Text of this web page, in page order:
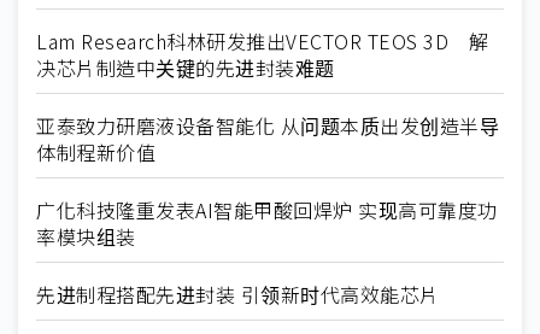
Lam Research科林研发推出VECTOR TEOS 3D 解
决芯片制造中关键的先进封装难题
亚泰致力研磨液设备智能化 从问题本质出发创造半导
体制程新价值
广化科技隆重发表AI智能甲酸回焊炉 实现高可靠度功
率模块组装
先进制程搭配先进封装 引领新时代高效能芯片